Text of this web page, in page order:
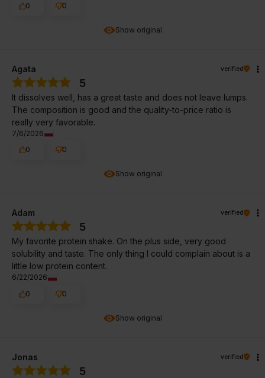
Show original
0 0
Show original
Agata verified
5
It dissolves well, has a great taste and does not leave lumps.
The composition is good and the quality-to-price ratio is
really very favorable.
7/6/2026
0
0
Show original
Adam verified
5
My favorite protein shake. On the plus side, very good
solubility and taste. The only thing I could complain about is a
little low protein content.
6/22/2026
0
0
Jonas verified
5